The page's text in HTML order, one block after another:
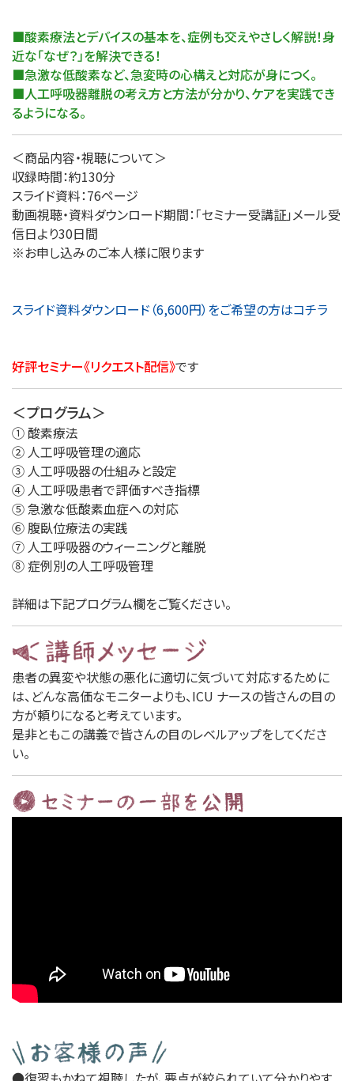
■酸素療法とデバイスの基本を、症例も交えやさしく解説！身
近な「なぜ？」を解決できる！
■急激な低酸素など、急変時の心構えと対応が身につく。
■人工呼吸器離脱の考え方と方法が分かり、ケアを実践でき
るようになる。
＜商品内容・視聴について＞
収録時間：約130分
スライド資料：76ページ
動画視聴・資料ダウンロード期間：「セミナー受講証」メール受
信日より30日間
※お申し込みのご本人様に限ります
スライド資料ダウンロード（6,600円）をご希望の方はコチラ
好評セミナー《リクエスト配信》です
＜プログラム＞
① 酸素療法
② 人工呼吸管理の適応
③ 人工呼吸器の仕組みと設定
④ 人工呼吸患者で評価すべき指標
⑤ 急激な低酸素血症への対応
⑥ 腹臥位療法の実践
⑦ 人工呼吸器のウィーニングと離脱
⑧ 症例別の人工呼吸管理
詳細は下記プログラム欄をご覧ください。
患者の異変や状態の悪化に適切に気づいて対応するために
は、どんな高価なモニターよりも、ICU ナースの皆さんの目の
方が頼りになると考えています。
是非ともこの講義で皆さんの目のレベルアップをしてくださ
い。